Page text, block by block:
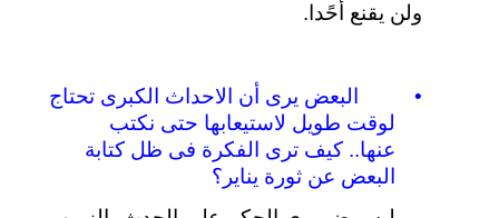
ولن يقنع أحًدا .
• البعض يرى أن الاحداث الكبرى تحتاج
لوقت طويل لاستيعابها حتى نكتب
عنها.. كيف ترى الفكرة فى ظل كتابة
البعض عن ثورة يناير؟